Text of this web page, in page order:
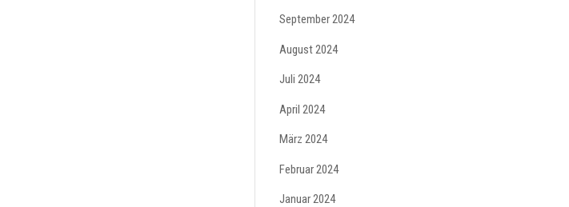
September 2024
August 2024
Juli 2024
April 2024
März 2024
Februar 2024
Januar 2024